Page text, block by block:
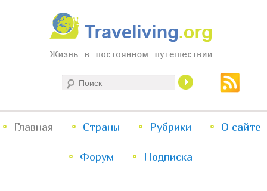
Traveliving
Жизнь в постоянном путешествии
меню
Перейти
к
Перейти
к
Главная Страны Рубрики О сайте
Форум Подписка